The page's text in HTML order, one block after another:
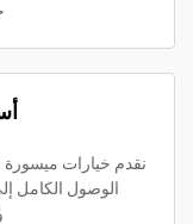
نقدم خيارات
الوصول الكامل